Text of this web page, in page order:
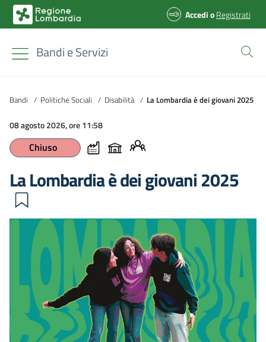
AccedioRegistrati
Bandi e Servizi
Bandi / Politiche Sociali / Disabilità / La Lombardia è dei giovani 2025
08 agosto 2026, ore 11:58
Chiuso
La Lombardia è dei giovani 2025